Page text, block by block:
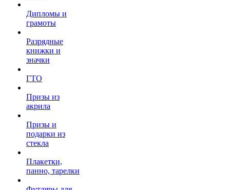
Дипломы и
грамоты
Разрядные
книжки и
значки
ГТО
Призы из
акрила
Призы и
подарки из
стекла
Плакетки,
панно, тарелки